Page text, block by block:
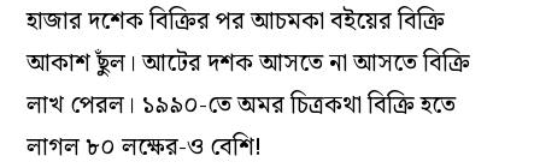
হাজার দশেক বিক্রির পর আচমকা বইয়ের বিক্রি
আকাশ ছুঁল। আটের দশক আসতে না আসতে বিক্রি
লাখ পেরল। ১৯৯০-তে অমর চিত্রকথা বিক্রি হতে
লাগল ৮০ লক্ষের-ও বেশি!